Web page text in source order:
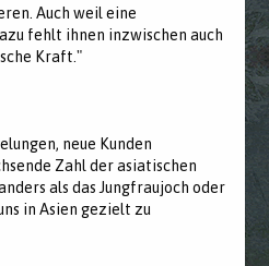
Auch weil eine
fehlt ihnen inzwischen auch
Kraft."
neue Kunden
Zahl der asiatischen
als das Jungfraujoch oder
in Asien gezielt zu